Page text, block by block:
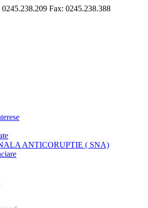
Fax: 0245.238.388
ANTICORUPTIE ( SNA)